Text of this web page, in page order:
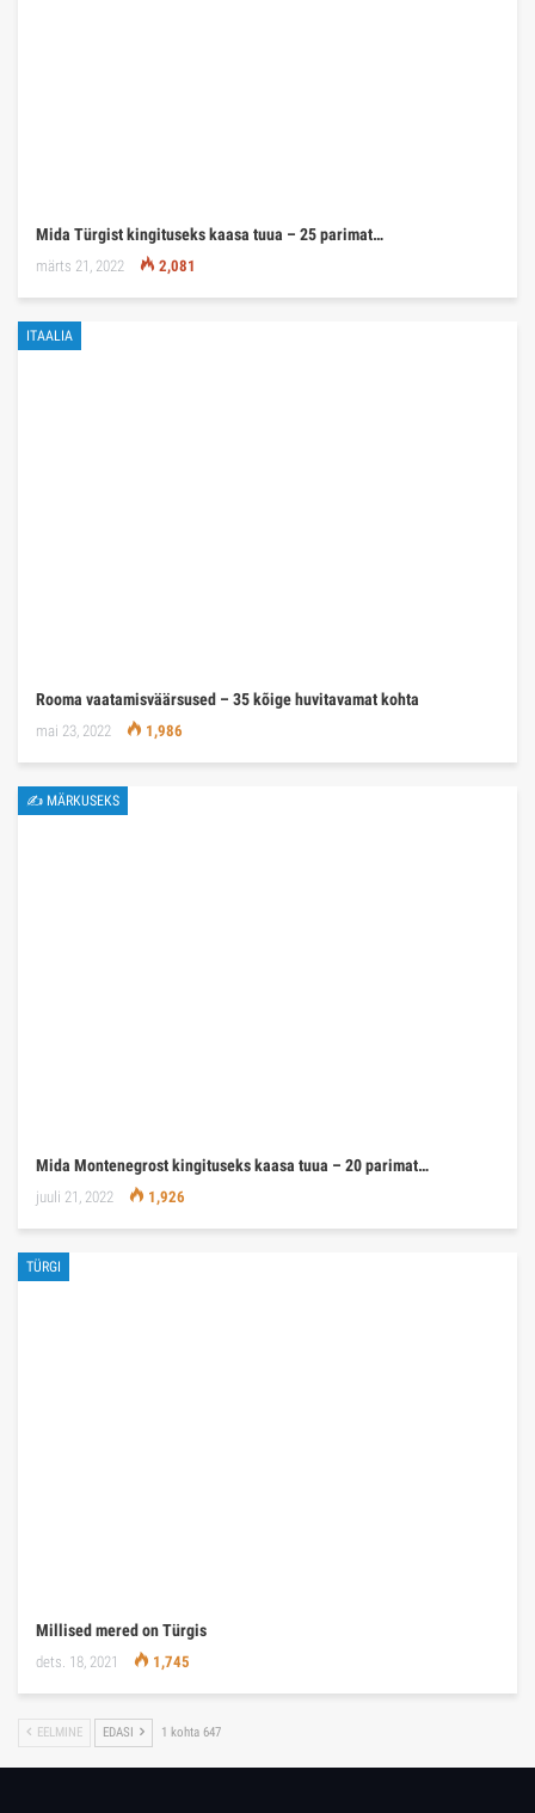
Mida Türgist kingituseks kaasa tuua – 25 parimat…
märts 21, 2022 2,081
ITAALIA
Rooma vaatamisväärsused – 35 kõige huvitavamat kohta
mai 23, 2022 1,986
✍ MÄRKUSEKS
Mida Montenegrost kingituseks kaasa tuua – 20 parimat…
juuli 21, 2022 1,926
TÜRGI
Millised mered on Türgis
dets. 18, 2021 1,745
EELMINE EDASI 1 kohta 647